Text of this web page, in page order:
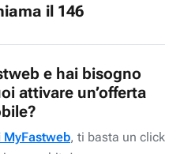
il 146
e hai bisogno
attivare un’offerta
MyFastweb, ti basta un click